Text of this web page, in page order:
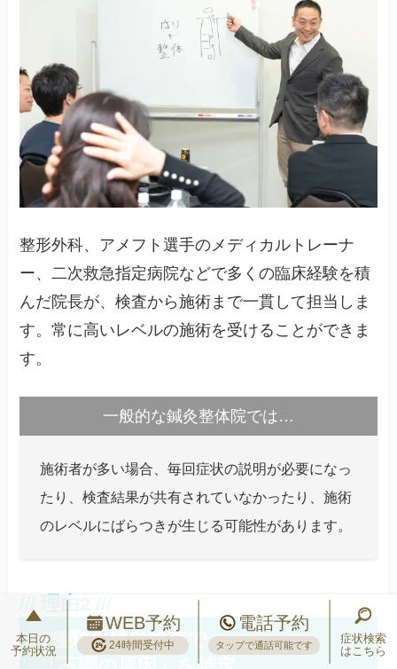
整形外科、アメフト選手のメディカルトレーナ
ー、二次救急指定病院などで多くの臨床経験を積
んだ院長が、検査から施術まで一貫して担当しま
す。常に高いレベルの施術を受けることができま
す。
一般的な鍼灸整体院では…
施術者が多い場合、毎回症状の説明が必要になっ
たり、検査結果が共有されていなかったり、施術
のレベルにばらつきが生じる可能性があります。
5種類の独自検査で
本日の
予約状況
WEB予約
24時間受付中
電話予約
タップで通話可能です
症状検索
はこちら